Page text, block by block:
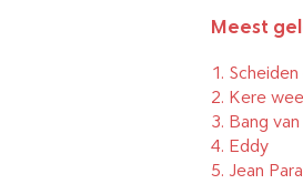
Meest
1.
2. Kere
3. Bang
4. Eddy
5. Jean